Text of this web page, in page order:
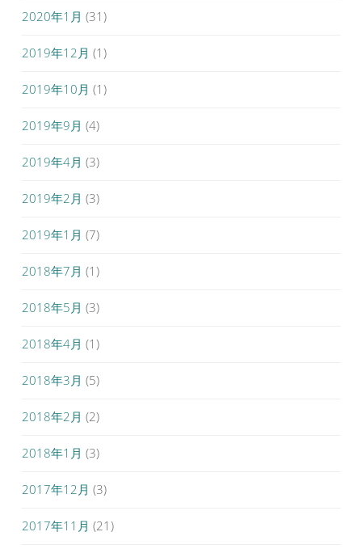
2020年1月 (31)
2019年12月 (1)
2019年10月 (1)
2019年9月 (4)
2019年4月 (3)
2019年2月 (3)
2019年1月 (7)
2018年7月 (1)
2018年5月 (3)
2018年4月 (1)
2018年3月 (5)
2018年2月 (2)
2018年1月 (3)
2017年12月 (3)
2017年11月 (21)